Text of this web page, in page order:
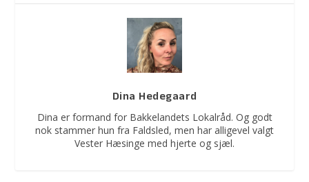
Dina Hedegaard
Dina er formand for Bakkelandets Lokalråd. Og godt
nok stammer hun fra Faldsled, men har alligevel valgt
Vester Hæsinge med hjerte og sjæl.